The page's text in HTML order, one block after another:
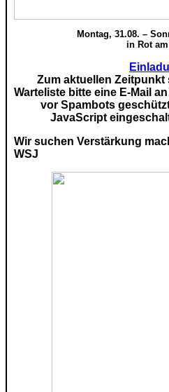
Montag, 31.08. –
in Rot
Zum aktuellen Zeitpunkt
Warteliste bitte eine E-Mail an
vor Spambots
JavaScript
Wir suchen Verstärkung
WSJ